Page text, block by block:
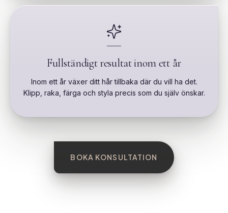
Fullständigt resultat inom ett år
Inom ett år växer ditt hår tillbaka där du vill ha det.
Klipp, raka, färga och styla precis som du själv önskar.
BOKA KONSULTATION